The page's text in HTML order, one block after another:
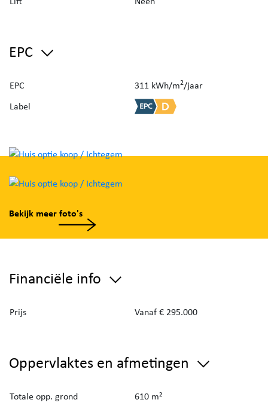
(lavabomeubel, ligbad + toilet). Het eerste verdiep
biedt tevens een extra berging alsook toegang tot
Een grote troef van deze woning betreft de
garage aanwezig!
Kortom een unieke eigendom in een rustige straat!
EPC
EPC 311 kWh/m2/jaar
Label
Bekijk meer foto's
Financiële info
Prijs Vanaf € 295.000
Oppervlaktes en afmetingen
Totale opp. grond 610 m²